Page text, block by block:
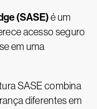
(SASE)é um
acesso seguro
em uma
SASE combina
diferentes em